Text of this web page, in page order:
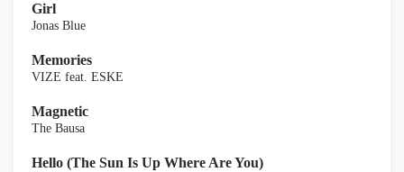
Girl
Jonas Blue
Memories
VIZE feat. ESKE
Magnetic
The Bausa
Hello (The Sun Is Up Where Are You)